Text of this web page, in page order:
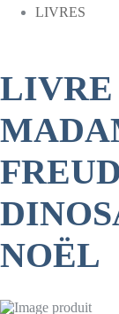
LIVRES
LIVRE
NOËL